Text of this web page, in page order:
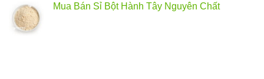
70.000VND
Mua Bán Sỉ Bột Hành Tây Nguyên Chất